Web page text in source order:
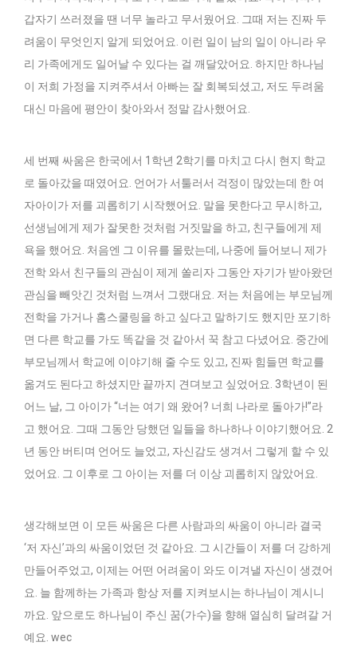
갑자기 쓰러졌을 땐 너무 놀라고 무서웠어요. 그때 저는 진짜 두
려움이 무엇인지 알게 되었어요. 이런 일이 남의 일이 아니라 우
리 가족에게도 일어날 수 있다는 걸 깨달았어요. 하지만 하나님
이 저희 가정을 지켜주셔서 아빠는 잘 회복되셨고, 저도 두려움
대신 마음에 평안이 찾아와서 정말 감사했어요.
세 번째 싸움은 한국에서 1학년 2학기를 마치고 다시 현지 학교
로 돌아갔을 때였어요. 언어가 서툴러서 걱정이 많았는데 한 여
자아이가 저를 괴롭히기 시작했어요. 말을 못한다고 무시하고,
선생님에게 제가 잘못한 것처럼 거짓말을 하고, 친구들에게 제
욕을 했어요. 처음엔 그 이유를 몰랐는데, 나중에 들어보니 제가
전학 와서 친구들의 관심이 제게 쏠리자 그동안 자기가 받아왔던
관심을 빼앗긴 것처럼 느껴서 그랬대요. 저는 처음에는 부모님께
전학을 가거나 홈스쿨링을 하고 싶다고 말하기도 했지만 포기하
면 다른 학교를 가도 똑같을 것 같아서 꾹 참고 다녔어요. 중간에
부모님께서 학교에 이야기해 줄 수도 있고, 진짜 힘들면 학교를
옮겨도 된다고 하셨지만 끝까지 견뎌보고 싶었어요. 3학년이 된
어느 날, 그 아이가 “너는 여기 왜 왔어? 너희 나라로 돌아가!”라
고 했어요. 그때 그동안 당했던 일들을 하나하나 이야기했어요. 2
년 동안 버티며 언어도 늘었고, 자신감도 생겨서 그렇게 할 수 있
었어요. 그 이후로 그 아이는 저를 더 이상 괴롭히지 않았어요.
생각해보면 이 모든 싸움은 다른 사람과의 싸움이 아니라 결국
‘저 자신’과의 싸움이었던 것 같아요. 그 시간들이 저를 더 강하게
만들어주었고, 이제는 어떤 어려움이 와도 이겨낼 자신이 생겼어
요. 늘 함께하는 가족과 항상 저를 지켜보시는 하나님이 계시니
까요. 앞으로도 하나님이 주신 꿈(가수)을 향해 열심히 달려갈 거
예요. wec